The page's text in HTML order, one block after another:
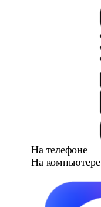
На телефоне
На компьютере